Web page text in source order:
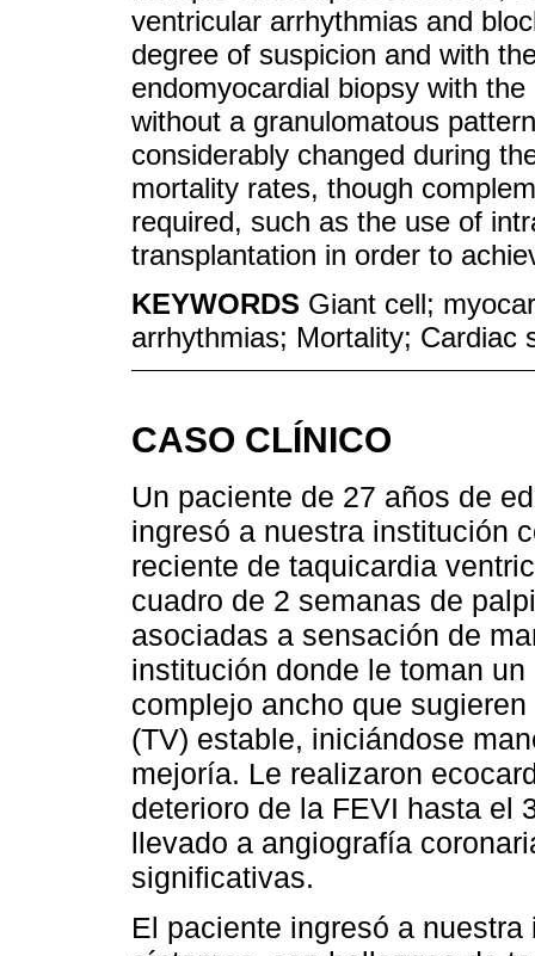
ventricular arrhythmias and
degree of suspicion and with
endomyocardial biopsy with
without a granulomatous
considerably changed during
mortality rates, though
required, such as the use of
transplantation in order to
KEYWORDS Giant cell;
arrhythmias; Mortality; Cardiac
CASO CLÍNICO
Un paciente de 27 años de
ingresó a nuestra institución
reciente de taquicardia
cuadro de 2 semanas de
asociadas a sensación de
institución donde le toman
complejo ancho que
(TV) estable, iniciándose
mejoría. Le realizaron
deterioro de la FEVI hasta el
llevado a angiografía
significativas.
El paciente ingresó a